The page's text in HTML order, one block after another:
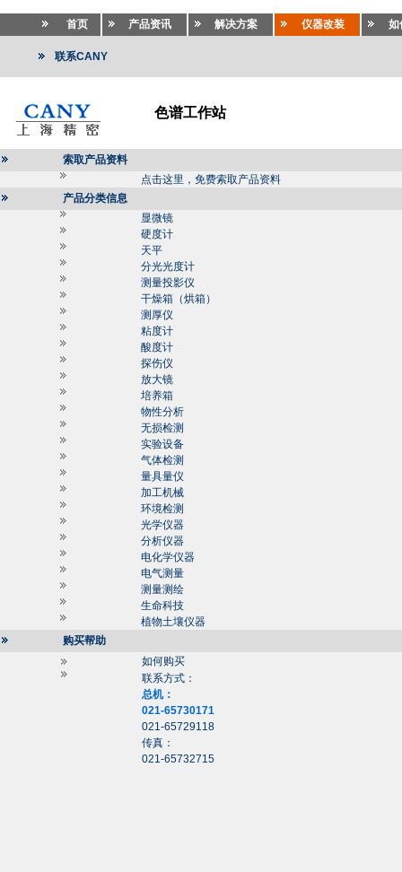
首页 产品资讯 解决方案 仪器改装 如
联系CANY
色谱工作站
索取产品资料
点击这里，免费索取产品资料
产品分类信息
显微镜
硬度计
天平
分光光度计
测量投影仪
干燥箱（烘箱）
测厚仪
粘度计
酸度计
探伤仪
放大镜
培养箱
物性分析
无损检测
实验设备
气体检测
量具量仪
加工机械
环境检测
光学仪器
分析仪器
电化学仪器
电气测量
测量测绘
生命科技
植物土壤仪器
购买帮助
如何购买
联系方式：
总机：
021-65730171
021-65729118
传真：
021-65732715